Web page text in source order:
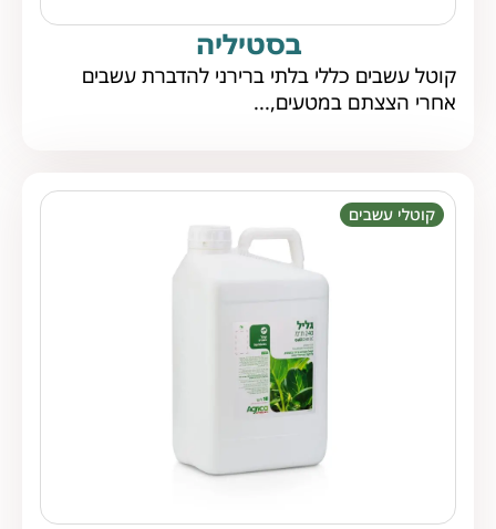
בסטיליה
קוטל עשבים כללי בלתי ברירני להדברת עשבים
אחרי הצצתם במטעים,...
קוטלי עשבים